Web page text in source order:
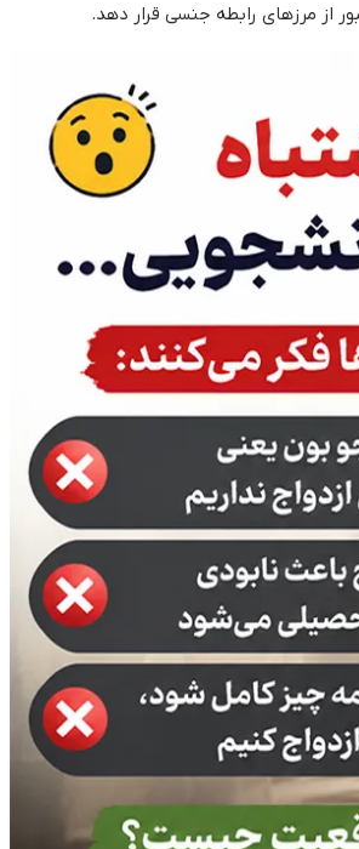
از مرزهای رابطه جنسی قرار دهد.